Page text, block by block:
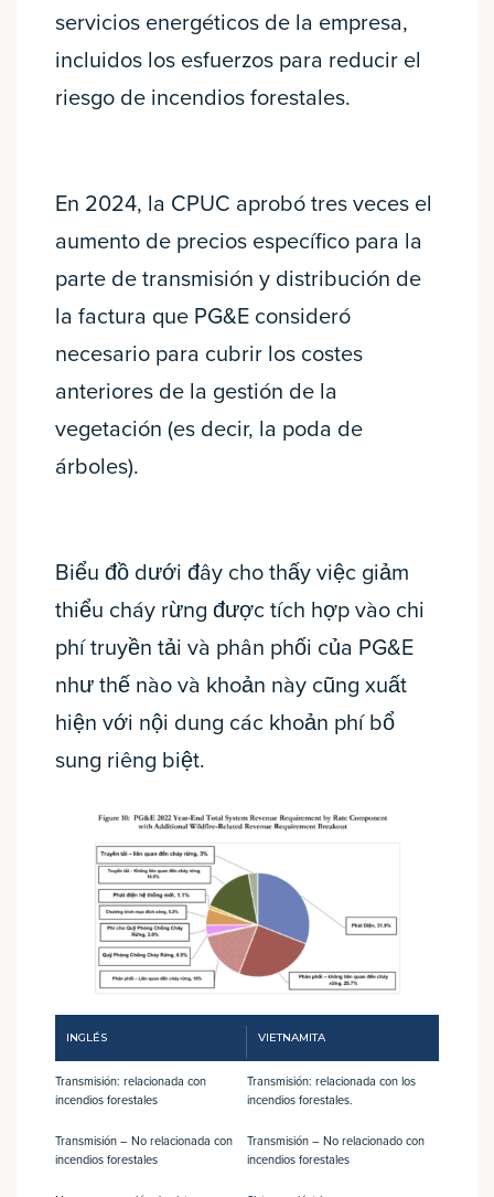
servicios energéticos de la empresa,
incluidos los esfuerzos para reducir el
riesgo de incendios forestales.
En 2024, la CPUC aprobó tres veces el
aumento de precios específico para la
parte de transmisión y distribución de
la factura que PG&E consideró
necesario para cubrir los costes
anteriores de la gestión de la
vegetación (es decir, la poda de
árboles).
Biểu đồ dưới đây cho thấy việc giảm
thiểu cháy rừng được tích hợp vào chi
phí truyền tải và phân phối của PG&E
như thế nào và khoản này cũng xuất
hiện với nội dung các khoản phí bổ
sung riêng biệt.
INGLÉS VIETNAMITA
Transmisión: relacionada con
incendios forestales
Transmisión: relacionada con los
incendios forestales.
Transmisión – No relacionada con
incendios forestales
Transmisión – No relacionado con
incendios forestales